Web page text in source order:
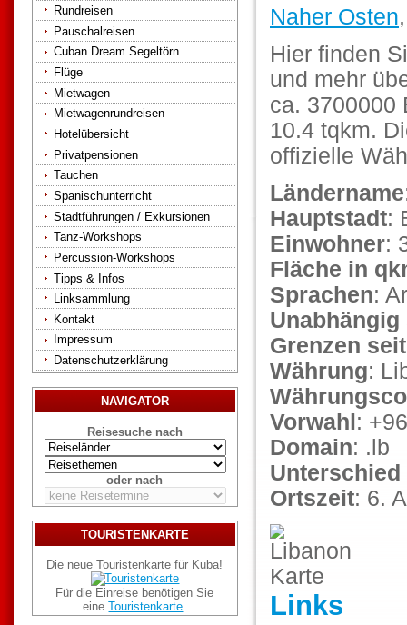
Rundreisen
Pauschalreisen
Cuban Dream Segeltörn
Flüge
Mietwagen
Mietwagenrundreisen
Hotelübersicht
Privatpensionen
Tauchen
Spanischunterricht
Stadtführungen / Exkursionen
Tanz-Workshops
Percussion-Workshops
Tipps & Infos
Linksammlung
Kontakt
Impressum
Datenschutzerklärung
NAVIGATOR
Reisesuche nach
oder nach
TOURISTENKARTE
Die neue Touristenkarte für Kuba!
Für die Einreise benötigen Sie
eineTouristenkarte.
Naher Osten
Hier finden
und mehr
ca. 3700000
10.4 tqkm.
offizielle
Ländername
Hauptstadt:
Einwohner:
Fläche in
Sprachen:
Unabhängig
Grenzen seit
Währung:
Vorwahl :
Domain: .lb
Unterschied
Ortszeit: 6.
Links